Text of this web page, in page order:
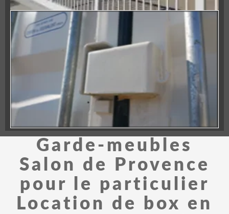
Garde-meubles
Salon de Provence
pour le particulier
Location de box en